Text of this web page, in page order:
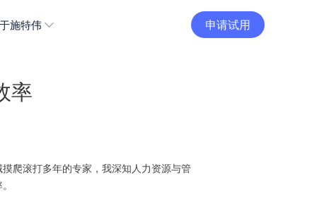
施特伟 申请试用
率
爬滚打多年的专家，我深知人力资源与管
。